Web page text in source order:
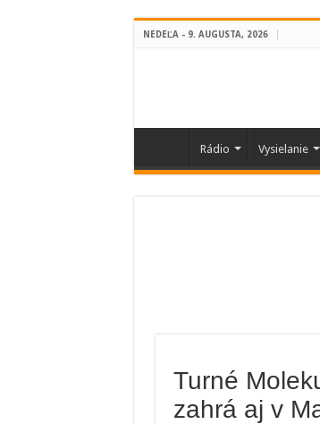
NEDEĽA - 9. AUGUSTA, 2026
Rádio Vysielanie
Turné
zahrá aj v